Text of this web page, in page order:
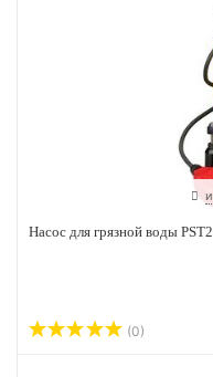
Насос для грязной воды
(0)